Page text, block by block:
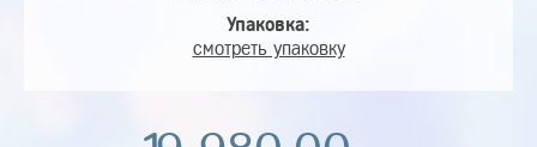
Упаковка:
смотреть упаковку